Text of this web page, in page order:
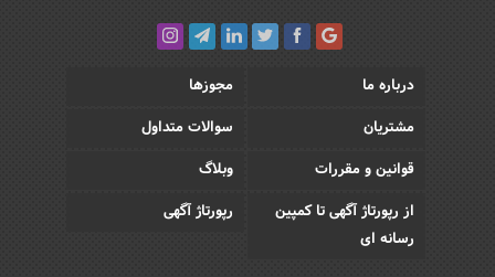
درباره ما
مجوزها
مشتریان
سوالات متداول
قوانین و مقررات
وبلاگ
از رپورتاژ آگهی تا کمپین
رسانه ای
رپورتاژ آگهی